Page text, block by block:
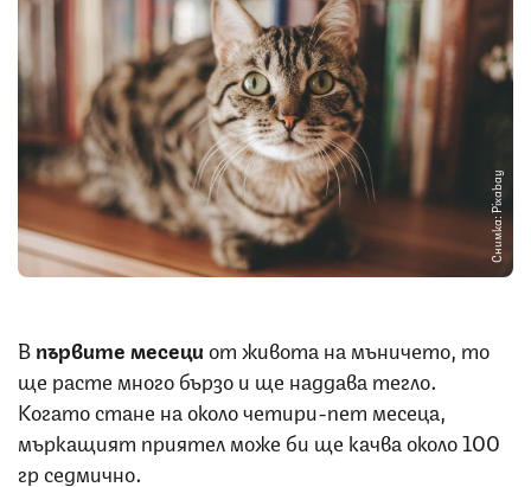
Снимка: Pixabay
Впървите месециот живота на мъничето, то
ще расте много бързо и ще наддава тегло.
Когато стане на около четири-пет месеца,
мъркащият приятел може би ще качва около 100
гр седмично.